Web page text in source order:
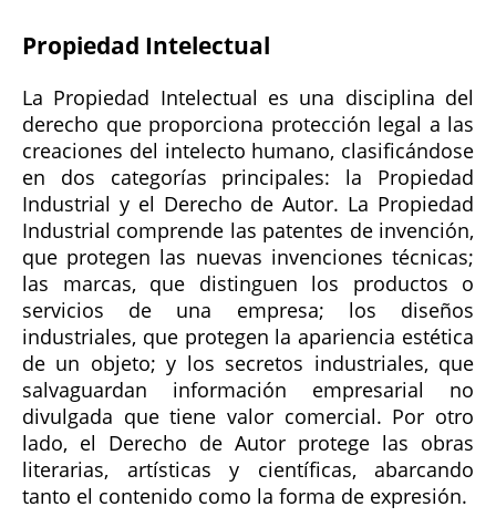
Propiedad Intelectual
La Propiedad Intelectual es una disciplina del
derecho que proporciona protección legal a las
creaciones del intelecto humano, clasificándose
en dos categorías principales: la Propiedad
Industrial y el Derecho de Autor. La Propiedad
Industrial comprende las patentes de invención,
que protegen las nuevas invenciones técnicas;
las marcas, que distinguen los productos o
servicios de una empresa; los diseños
industriales, que protegen la apariencia estética
de un objeto; y los secretos industriales, que
salvaguardan información empresarial no
divulgada que tiene valor comercial. Por otro
lado, el Derecho de Autor protege las obras
literarias, artísticas y científicas, abarcando
tanto el contenido como la forma de expresión.